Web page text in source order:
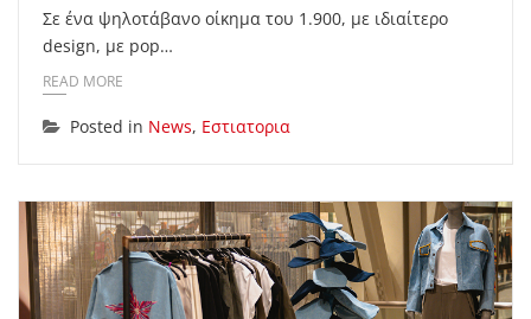
Σε ένα ψηλοτάβανο οίκημα του 1.900, με ιδιαίτερο
design, με pop…
READ MORE
Posted in News, Εστιατορια